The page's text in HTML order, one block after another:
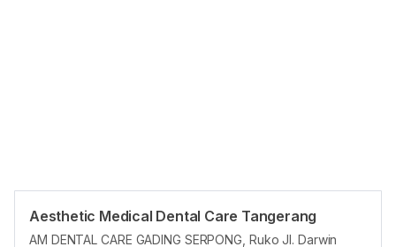
Aesthetic Medical Dental Care Tangerang
AM DENTAL CARE GADING SERPONG, Ruko Jl. Darwin
Jam reguler